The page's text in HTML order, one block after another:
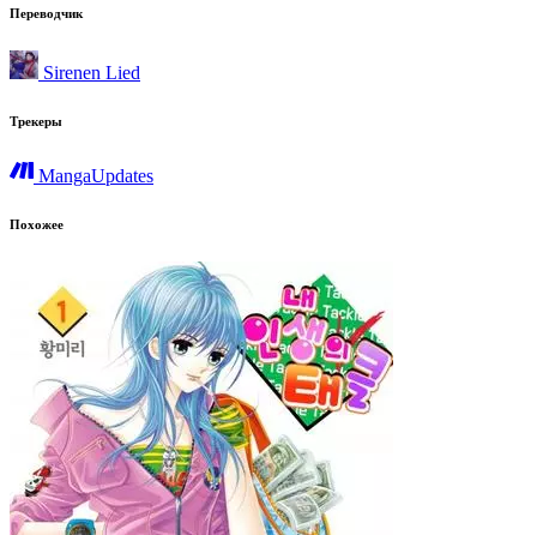
Переводчик
Sirenen Lied
Трекеры
MangaUpdates
Похожее